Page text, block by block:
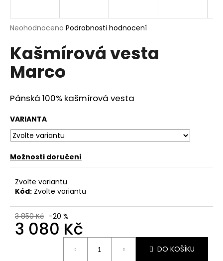
Průměrné
produktu
je
0,0
hvězdiček.
Neohodnoceno Podrobnosti hodnocení
Kašmírová vesta
Marco
Pánská 100% kašmírová vesta
VARIANTA
Možnosti doručení
Zvolte variantu
Kód: Zvolte variantu
3 850 Kč –20 %
3 080 Kč
DO KOŠÍKU
j
t
?
D
o
p
o
r
u
u